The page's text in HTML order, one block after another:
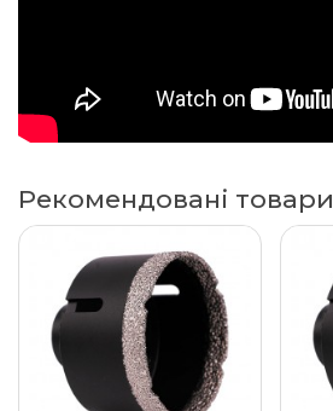
Рекомендовані товари